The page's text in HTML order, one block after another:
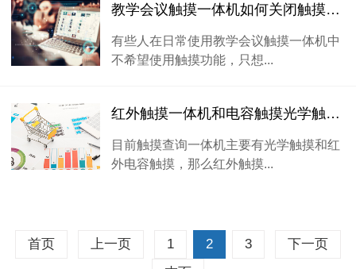
教学会议触摸一体机如何关闭触摸功能？
有些人在日常使用教学会议触摸一体机中
不希望使用触摸功能，只想...
红外触摸一体机和电容触摸光学触摸买哪种好
目前触摸查询一体机主要有光学触摸和红
外电容触摸，那么红外触摸...
首页 上一页 1 2 3
下一页